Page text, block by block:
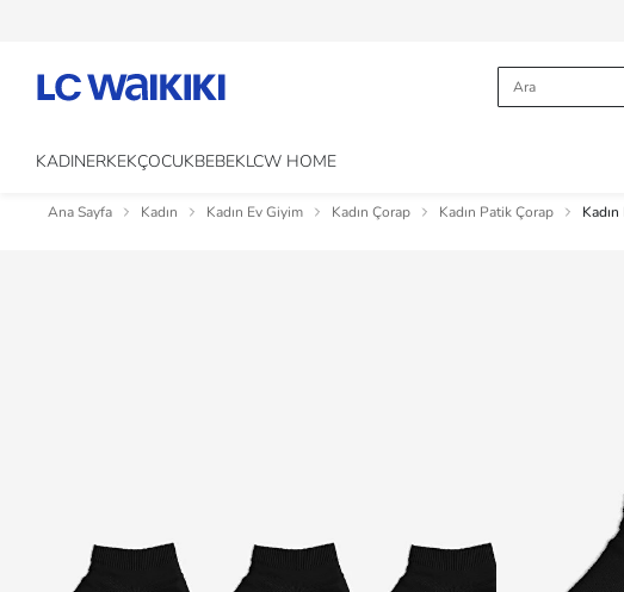
KADINERKEKÇOCUKBEBEKLCW HOME
Ana Sayfa Kadın Kadın Ev Giyim Kadın Çorap Kadın Patik Çorap